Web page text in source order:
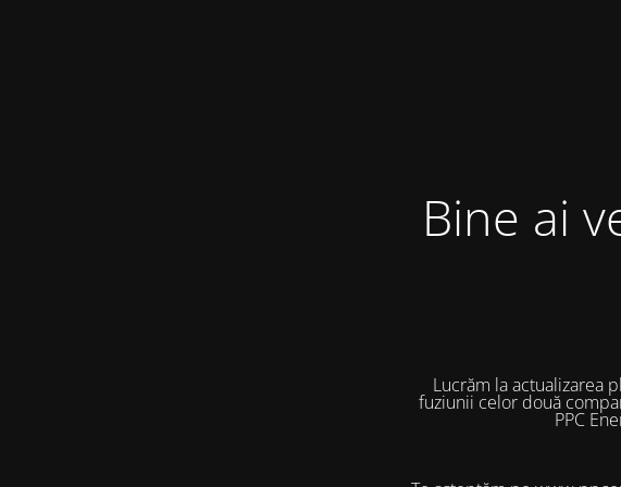
Bine ai
Lucrăm la actualizarea
fuziunii celor două
PPC